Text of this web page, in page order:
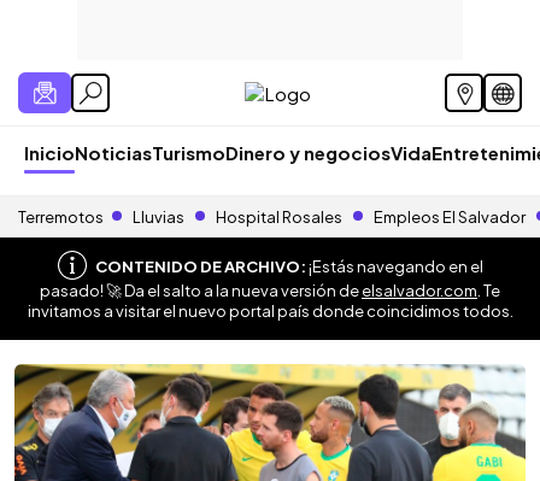
InicioNoticiasTurismoDinero y negociosVida
Terremotos Lluvias Hospital Rosales Empleos El Salvador
CONTENIDO DE ARCHIVO:¡Estás navegando en el
pasado! 🚀 Da el salto a la nueva versión deelsalvador.com . Te
invitamos a visitar el nuevo portal país donde coincidimos todos.